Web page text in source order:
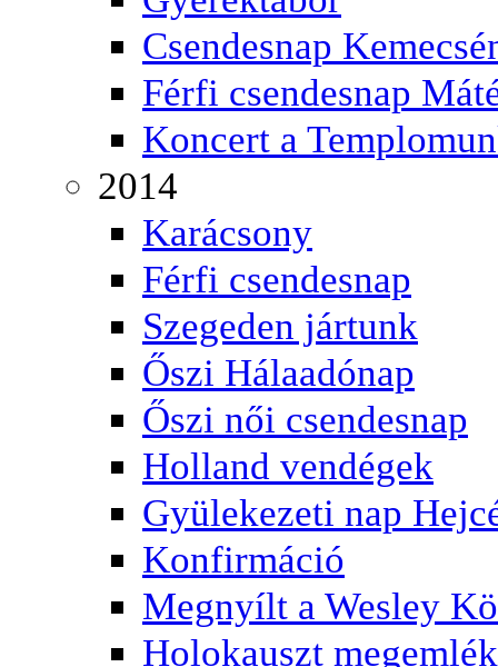
Csendesnap
Férfi csendesnap
Koncert a
2014
Karácsony
Férfi csendesnap
Szegeden jártunk
Őszi Hálaadónap
Őszi női csendesnap
Holland vendégek
Gyülekezeti nap
Konfirmáció
Megnyílt a Wesley
Holokauszt